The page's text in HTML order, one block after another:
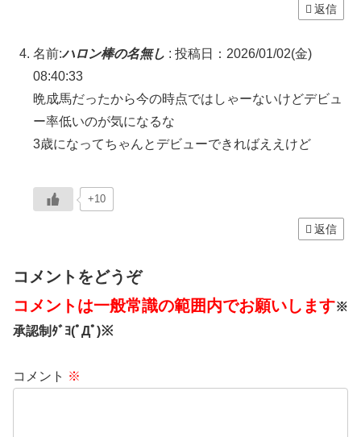
返信
名前:ハロン棒の名無し : 投稿日：2026/01/02(金)
08:40:33
晩成馬だったから今の時点ではしゃーないけどデビュ
ー率低いのが気になるな
3歳になってちゃんとデビューできればええけど
+10
返信
コメントをどうぞ
コメントは一般常識の範囲内でお願いします※
承認制ﾀﾞﾖ(ﾟДﾟ)※
コメント ※